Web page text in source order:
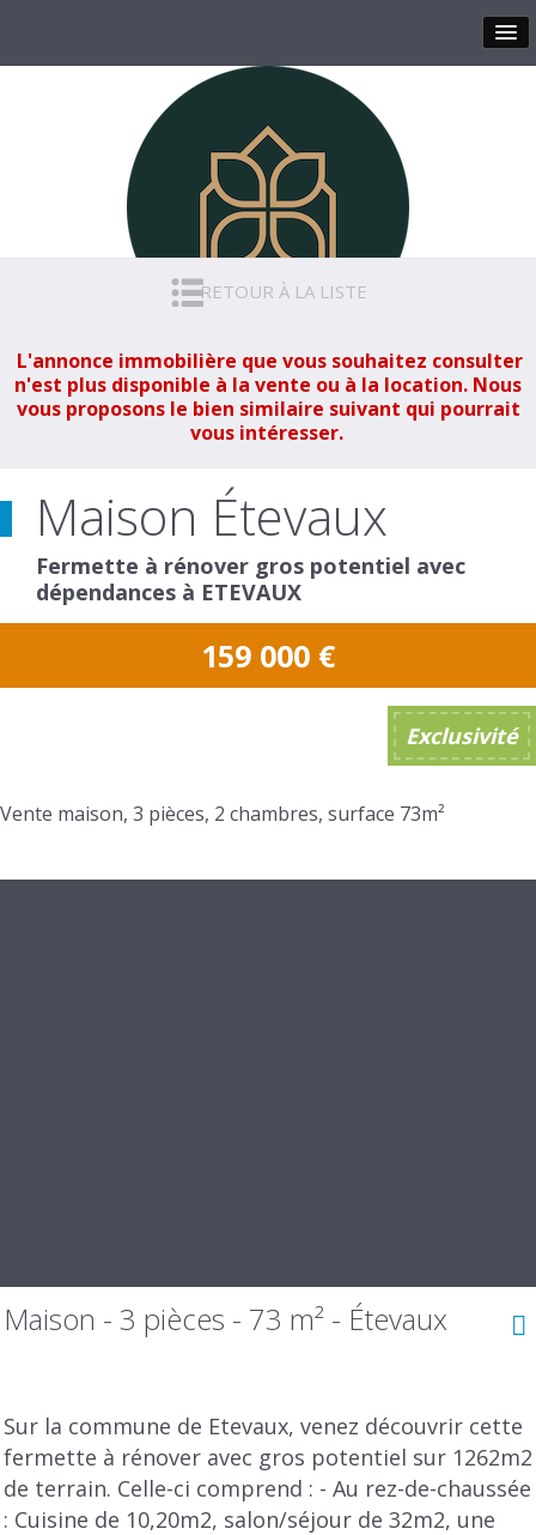
RETOUR À LA LISTE
L'annonce immobilière que vous souhaitez consulter
n'est plus disponible à la vente ou à la location. Nous
vous proposons le bien similaire suivant qui pourrait
vous intéresser.
Maison Étevaux
Fermette à rénover gros potentiel avec
dépendances à ETEVAUX
159 000 €
Exclusivité
Vente maison, 3 pièces, 2 chambres, surface 73m²
Maison - 3 pièces - 73 m² - Étevaux
Sur la commune de Etevaux, venez découvrir cette
fermette à rénover avec gros potentiel sur 1262m2
de terrain. Celle-ci comprend : - Au rez-de-chaussée
: Cuisine de 10,20m2, salon/séjour de 32m2, une